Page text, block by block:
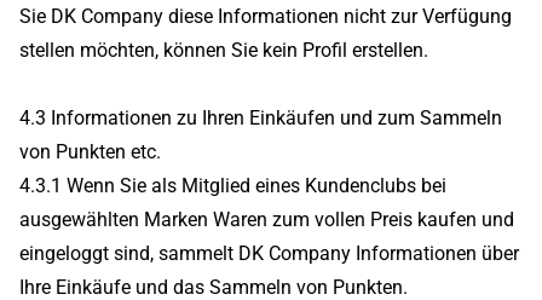
Sie DK Company diese Informationen nicht zur Verfügung
stellen möchten, können Sie kein Profil erstellen.
4.3 Informationen zu Ihren Einkäufen und zum Sammeln
von Punkten etc.
4.3.1 Wenn Sie als Mitglied eines Kundenclubs bei
ausgewählten Marken Waren zum vollen Preis kaufen und
eingeloggt sind, sammelt DK Company Informationen über
Ihre Einkäufe und das Sammeln von Punkten.